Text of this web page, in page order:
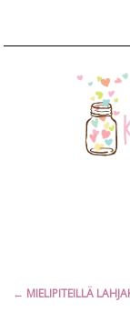
Artikkelien
← MIELIPITEILLÄ